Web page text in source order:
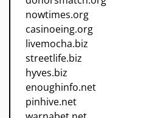
nowtimes.org
casinoeing.org
livemocha.biz
streetlife.biz
hyves.biz
enoughinfo.net
pinhive.net